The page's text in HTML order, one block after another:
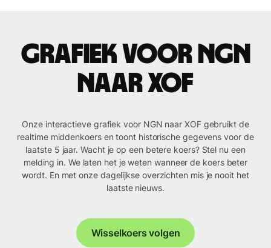
Grafiek voor NGN
naar XOF
Onze interactieve grafiek voor NGN naar XOF gebruikt de
realtime middenkoers en toont historische gegevens voor de
laatste 5 jaar. Wacht je op een betere koers? Stel nu een
melding in. We laten het je weten wanneer de koers beter
wordt. En met onze dagelijkse overzichten mis je nooit het
laatste nieuws.
Wisselkoers volgen